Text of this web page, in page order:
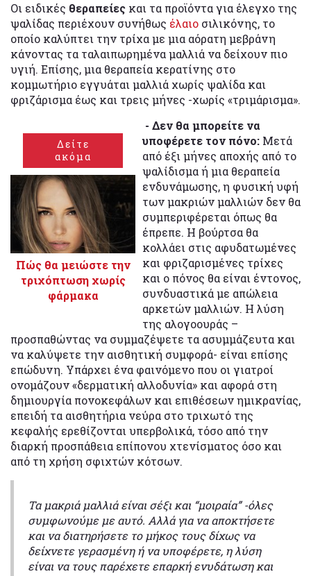
Οι ειδικές θεραπείες και τα προϊόντα για έλεγχο της
ψαλίδας περιέχουν συνήθως έλαιο σιλικόνης, το
οποίο καλύπτει την τρίχα με μια αόρατη μεβράνη
κάνοντας τα ταλαιπωρημένα μαλλιά να δείχουν πιο
υγιή. Επίσης, μια θεραπεία κερατίνης στο
κομμωτήριο εγγυάται μαλλιά χωρίς ψαλίδα και
φριζάρισμα έως και τρεις μήνες -χωρίς «τριμάρισμα».
Δείτε
ακόμα
Πώς θα μειώστε την
τριχόπτωση χωρίς
φάρμακα
- Δεν θα μπορείτε να
υποφέρετε τον πόνο: Μετά
από έξι μήνες αποχής από το
ψαλίδισμα ή μια θεραπεία
ενδυνάμωσης, η φυσική υφή
των μακριών μαλλιών δεν θα
συμπεριφέρεται όπως θα
έπρεπε. Η βούρτσα θα
κολλάει στις αφυδατωμένες
και φριζαρισμένες τρίχες
και ο πόνος θα είναι έντονος,
συνδυαστικά με απώλεια
αρκετών μαλλιών. Η λύση
της αλογοουράς –
προσπαθώντας να συμμαζέψετε τα ασυμμάζευτα και
να καλύψετε την αισθητική συμφορά- είναι επίσης
επώδυνη. Υπάρχει ένα φαινόμενο που οι γιατροί
ονομάζουν «δερματική αλλοδυνία» και αφορά στη
δημιουργία πονοκεφάλων και επιθέσεων ημικρανίας,
επειδή τα αισθητήρια νεύρα στο τριχωτό της
κεφαλής ερεθίζονται υπερβολικά, τόσο από την
διαρκή προσπάθεια επίπονου χτενίσματος όσο και
από τη χρήση σφιχτών κότσων.
Τα μακριά μαλλιά είναι σέξι και “μοιραία” -όλες
συμφωνούμε με αυτό. Αλλά για να αποκτήσετε
και να διατηρήσετε το μήκος τους δίχως να
δείχνετε γερασμένη ή να υποφέρετε, η λύση
είναι να τους παρέχετε επαρκή ενυδάτωση και